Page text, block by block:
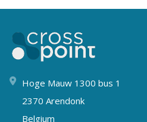
Hoge Mauw 1300 bus 1
2370 Arendonk
Belgium